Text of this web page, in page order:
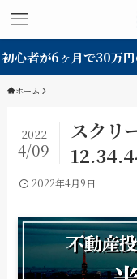
初心者が6ヶ月で30万
ホーム
スクリ
2022
4/09
2022年4月9日